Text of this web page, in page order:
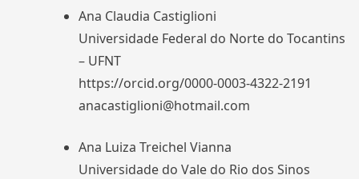
Ana Claudia Castiglioni
Universidade Federal do Norte do Tocantins
– UFNT
https://orcid.org/0000-0003-4322-2191
anacastiglioni@hotmail.com
Ana Luiza Treichel Vianna
Universidade do Vale do Rio dos Sinos